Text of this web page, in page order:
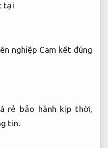
tại
nghiệp Cam kết đúng
rẻ bảo hành kịp thời,
tin.